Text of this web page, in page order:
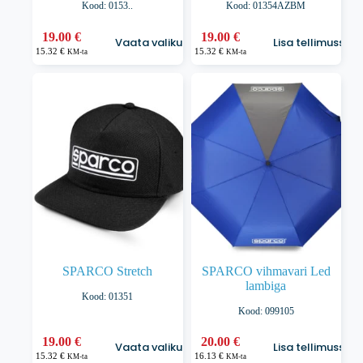
Kood: 0153..
19.00€
15.32€ KM-ta
Vaata valikuid
Sellel
tootel
tootelehel.
Kood: 01354AZBM
19.00 €
15.32 € KM-ta
Lisa tellimusse
SPARCO Stretch
Kood: 01351
19.00€
15.32€ KM-ta
Vaata valikuid
Sellel
tootel
SPARCO vihmavari Led
lambiga
Kood: 099105
20.00 €
16.13 € KM-ta
Lisa tellimusse